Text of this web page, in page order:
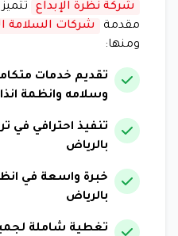
شركة نظرة الإبداع
مقدمة
شركات السلامة
ومنها:
تقديم خدمات
وسلامه وانظمة
تنفيذ احترافي في
بالرياض
خبرة واسعة في
بالرياض
تغطية شاملة